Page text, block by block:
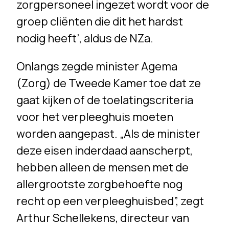
zorgpersoneel ingezet wordt voor de
groep cliënten die dit het hardst
nodig heeft’, aldus de NZa.
Onlangs zegde minister Agema
(Zorg) de Tweede Kamer toe dat ze
gaat kijken of de toelatingscriteria
voor het verpleeghuis moeten
worden aangepast. „Als de minister
deze eisen inderdaad aanscherpt,
hebben alleen de mensen met de
allergrootste zorgbehoefte nog
recht op een verpleeghuisbed”, zegt
Arthur Schellekens, directeur van